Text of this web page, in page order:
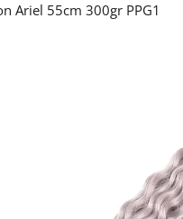
Ariel 55cm 300gr PPG1